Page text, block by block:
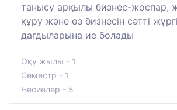
танысу арқылы бизнес-жоспар,
құру және өз бизнесін сәтті
дағдыларына ие болады
Оқу жылы - 1
Семестр - 1
Несиелер - 5